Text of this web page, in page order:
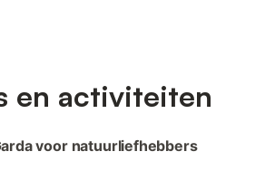
en activiteiten
voor natuurliefhebbers